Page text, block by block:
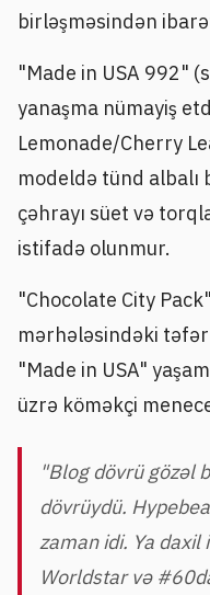
birləşməsindən
"Made in USA 992"
yanaşma nümayiş
Lemonade/Cherry
modeldə tünd albalı
çəhrayı süet və
istifadə olunmur.
"Chocolate City
mərhələsindəki
"Made in USA"
üzrə köməkçi
"Blog dövrü gözəl
dövrüydü.
zaman idi. Ya daxil
Worldstar və